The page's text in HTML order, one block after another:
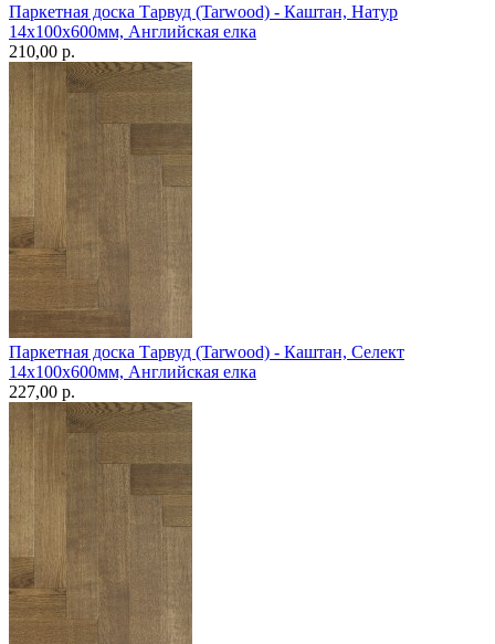
Паркетная доска Тарвуд (Tarwood) - Каштан, Натур
14х100х600мм, Английская елка
210,00 p.
Паркетная доска Тарвуд (Tarwood) - Каштан, Селект
14х100х600мм, Английская елка
227,00 p.